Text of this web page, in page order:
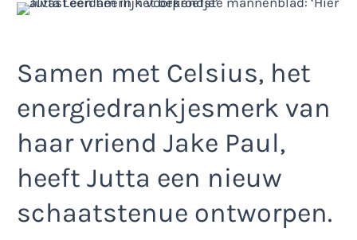
Samen met Celsius, het
energiedrankjesmerk van
haar vriend Jake Paul,
heeft Jutta een nieuw
schaatstenue ontworpen.